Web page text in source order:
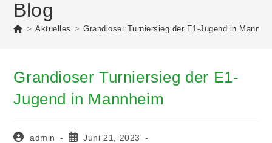
Blog
> Aktuelles > Grandioser Turniersieg der E1-Jugend in
Grandioser Turniersieg der E1-
Jugend in Mannheim
admin
Juni 21, 2023